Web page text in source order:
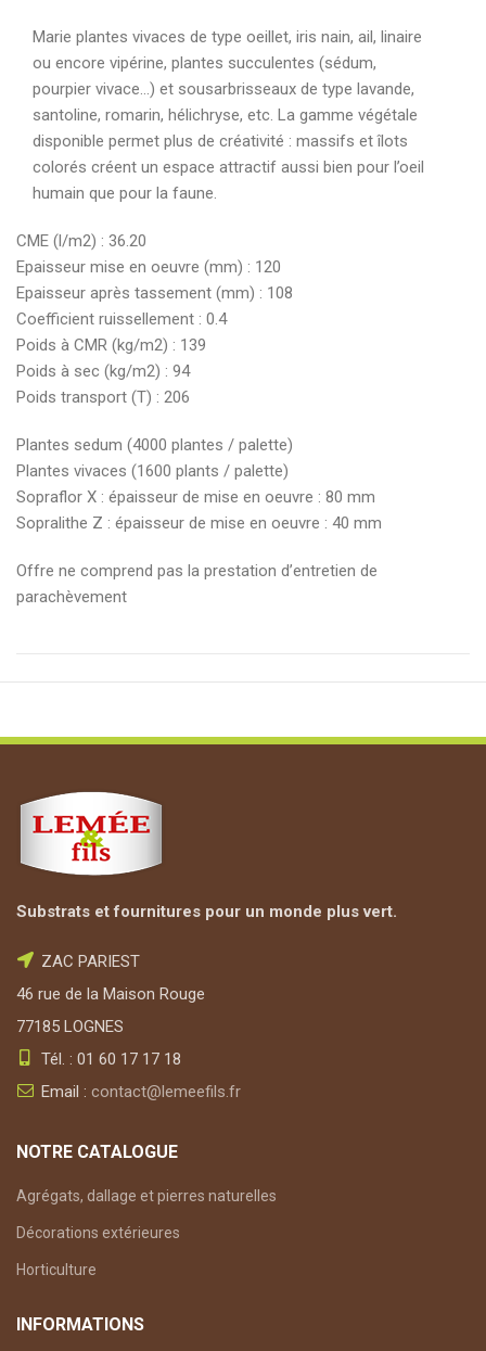
Marie plantes vivaces de type oeillet, iris nain, ail, linaire
ou encore vipérine, plantes succulentes (sédum,
pourpier vivace…) et sousarbrisseaux de type lavande,
santoline, romarin, hélichryse, etc. La gamme végétale
disponible permet plus de créativité : massifs et îlots
colorés créent un espace attractif aussi bien pour l’oeil
humain que pour la faune.
CME (l/m2) : 36.20
Epaisseur mise en oeuvre (mm) : 120
Epaisseur après tassement (mm) : 108
Coefficient ruissellement : 0.4
Poids à CMR (kg/m2) : 139
Poids à sec (kg/m2) : 94
Poids transport (T) : 206
Plantes sedum (4000 plantes / palette)
Plantes vivaces (1600 plants / palette)
Sopraflor X : épaisseur de mise en oeuvre : 80 mm
Sopralithe Z : épaisseur de mise en oeuvre : 40 mm
Offre ne comprend pas la prestation d’entretien de
parachèvement
Substrats et fournitures pour un monde plus vert.
ZAC PARIEST
46 rue de la Maison Rouge
77185 LOGNES
Tél. : 01 60 17 17 18
Email : contact@lemeefils.fr
NOTRE CATALOGUE
Agrégats, dallage et pierres naturelles
Décorations extérieures
Horticulture
INFORMATIONS